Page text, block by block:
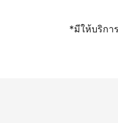
*มีให้บริกา